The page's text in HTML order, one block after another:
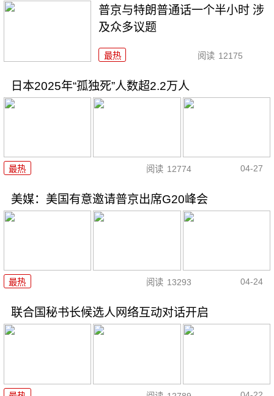
普京与特朗普通话一个半小时 涉
及众多议题
最热 阅读 12175
日本2025年“孤独死”人数超2.2万人
最热 阅读 12774 04-27
美媒：美国有意邀请普京出席G20峰会
最热 阅读 13293 04-24
联合国秘书长候选人网络互动对话开启